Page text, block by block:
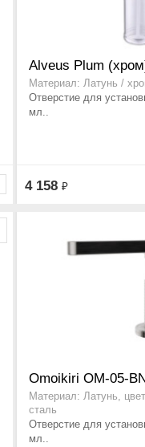
Alveus Plum
Материал: Латунь /
Отверстие для
мл..
4 158 ₽
Omoikiri OM-05-BN
Материал: Латунь,
сталь
Отверстие для
мл..